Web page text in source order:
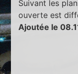
Suivant les
ouverte est
Ajoutée le